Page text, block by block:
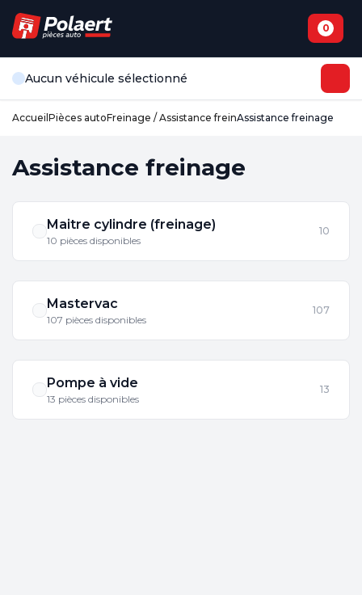
0
Aucun véhicule sélectionné
Accueil Pièces autoFreinage / Assistance freinAssistance freinage
Assistance freinage
Maitre cylindre (freinage)
10 pièces disponibles
10
Mastervac
107 pièces disponibles
107
Pompe à vide
13 pièces disponibles
13